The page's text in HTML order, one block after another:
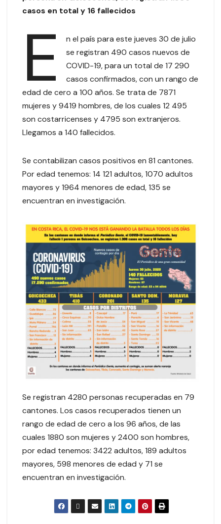
casos en total y 16 fallecidos
E
n el país para este jueves 30 de julio
se registran 490 casos nuevos de
COVID-19, para un total de 17 290
casos confirmados, con un rango de
edad de cero a 100 años. Se trata de 7871
mujeres y 9419 hombres, de los cuales 12 495
son costarricenses y 4795 son extranjeros.
Llegamos a 140 fallecidos.
Se contabilizan casos positivos en 81 cantones.
Por edad tenemos: 14 121 adultos, 1070 adultos
mayores y 1964 menores de edad, 135 se
encuentran en investigación.
Se registran 4280 personas recuperadas en 79
cantones. Los casos recuperados tienen un
rango de edad de cero a los 96 años, de las
cuales 1880 son mujeres y 2400 son hombres,
por edad tenemos: 3422 adultos, 189 adultos
mayores, 598 menores de edad y 71 se
encuentran en investigación.